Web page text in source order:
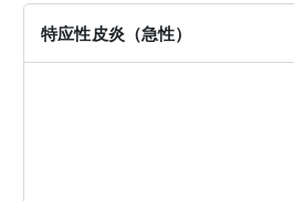
特应性皮炎（急性）